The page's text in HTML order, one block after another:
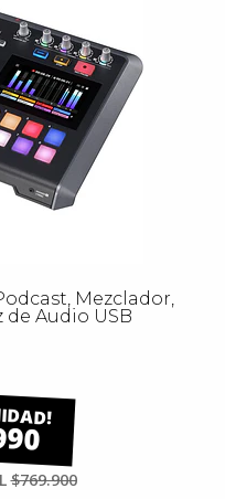
Mezclador,
Audio USB
$769.900